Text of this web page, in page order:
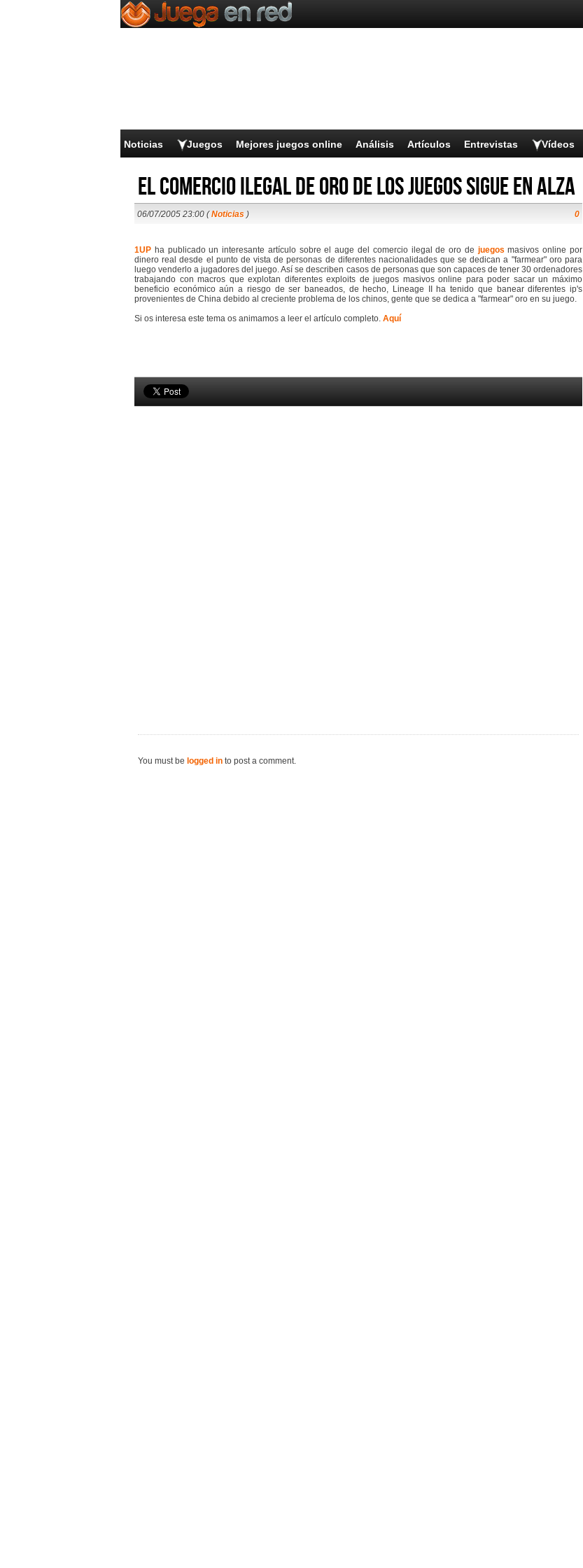
Noticias Juegos Mejores juegos online Análisis Artículos Entrevistas Vídeos
El comercio ilegal de oro de los juegos sigue en alza
06/07/2005 23:00 (Noticias ) 0
1UP ha publicado un interesante artículo sobre el auge del comercio ilegal de oro de juegos masivos online por
dinero real desde el punto de vista de personas de diferentes nacionalidades que se dedican a "farmear" oro para
luego venderlo a jugadores del juego. Así se describen casos de personas que son capaces de tener 30 ordenadores
trabajando con macros que explotan diferentes exploits de juegos masivos online para poder sacar un máximo
beneficio económico aún a riesgo de ser baneados, de hecho, Lineage II ha tenido que banear diferentes ip's
provenientes de China debido al creciente problema de los chinos, gente que se dedica a "farmear" oro en su juego.
Si os interesa este tema os animamos a leer el artículo completo. Aquí
You must be logged in to post a comment.